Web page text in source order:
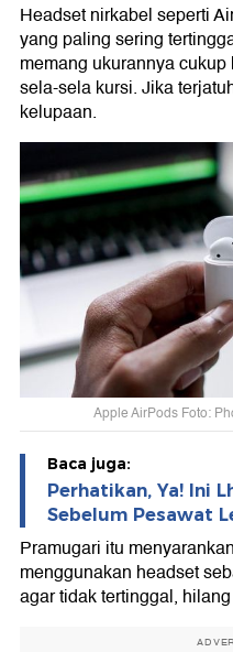
Headset nirkabel seperti
yang paling sering
memang ukurannya
sela-sela kursi. Jika
kelupaan.
Apple AirPods Foto:
Baca juga:
Perhatikan, Ya! Ini
Sebelum Pesawat
Pramugari itu
menggunakan headset
agar tidak tertinggal,